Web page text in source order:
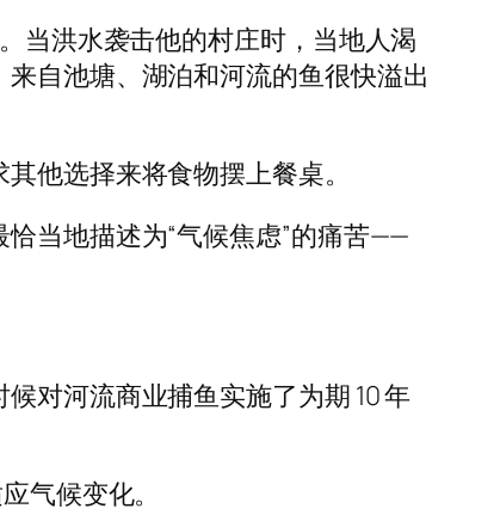
当洪水袭击他的村庄时，当地人渴
自池塘、湖泊和河流的鱼很快溢出
他选择来将食物摆上餐桌。
当地描述为“气候焦虑”的痛苦——
对河流商业捕鱼实施了为期 10 年
气候变化。